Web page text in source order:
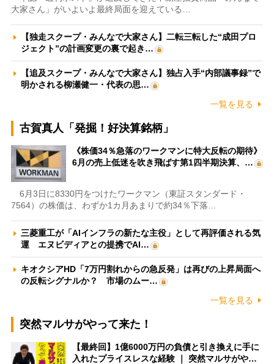
大家さん」がいよいよ最終局面を迎えている…
【独走スクープ・みんなで大家さん】二転三転した“成田プロ
ジェクト”の計画変更の裏で起き…
【追及スクープ・みんなで大家さん】独占入手“内部議事録”で
明かされる柳瀬健一・代表の思…
一覧を見る
古賀真人「発掘！好決算銘柄」
《株価34％急落のワークマンに特大反転の期待》
6月の売上低迷を吹き飛ばす第1四半期決算、…
6月3日に8330円をつけたワークマン（東証スタンダード・
7564）の株価は、わずか1カ月あまりで約34％下落…
三菱重工が「AIインフラの新たな主役」として再評価される気
運 エヌビディアとの提携でAI…
キオクシアHD「7万円割れからの急反発」は再びの上昇局面へ
の反転シグナルか？ 市場のムー…
一覧を見る
突然マルサがやって来た！
【最終回】1億6000万円の負債と引き換えに手に
入れたプライスレスな経験 ｜ 突然マルサがや…